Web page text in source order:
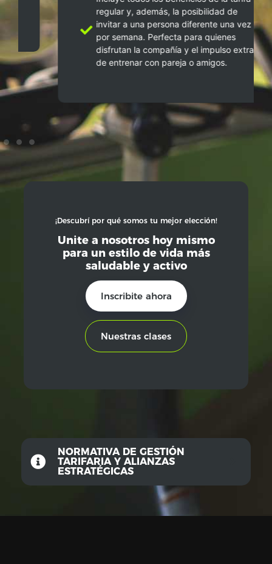
regular y, además, la posibilidad de
invitar a una persona diferente una vez
por semana. Perfecta para quienes
disfrutan la compañía y el impulso extra
de entrenar con pareja o amigos.
¡Descubrí por qué somos tu mejor elección!
Unite a nosotros hoy mismo
para un estilo de vida más
saludable y activo
Inscribite ahora
Nuestras clases
NORMATIVA DE GESTIÓN
TARIFARIA Y ALIANZAS
ESTRATÉGICAS